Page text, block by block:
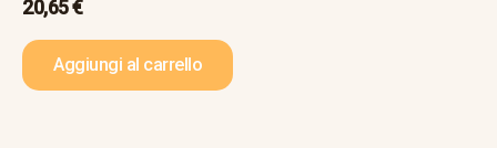
20,65€
Aggiungi al carrello